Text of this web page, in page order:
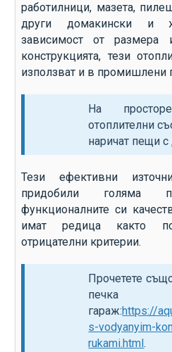
работилници, мазета,
други домакински и
зависимост от размера
конструкцията, тези
използват и в промишлени
На
отоплителни
наричат ​​пещи с
Тези ефективни
придобили голяма
функционалните си
имат редица както
отрицателни критерии.
Прочетете
гараж:https://
s-vodyanyim-
rukami.html.